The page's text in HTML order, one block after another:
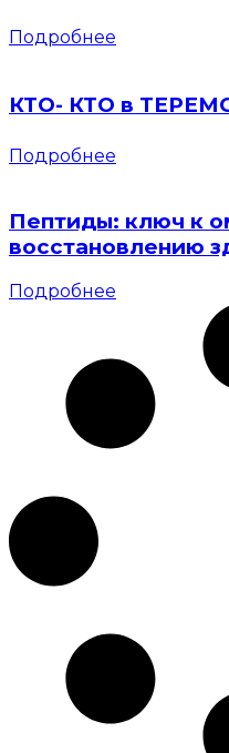
Подробнее
КТО- КТО в
Подробнее
Пептиды: ключ к
восстановлению
Подробнее